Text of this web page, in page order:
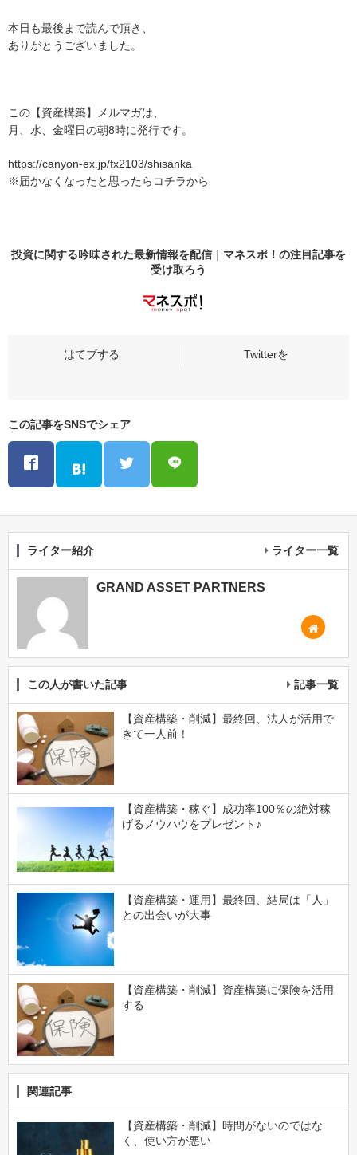
本日も最後まで読んで頂き、
ありがとうございました。
この【資産構築】メルマガは、
月、水、金曜日の朝8時に発行です。
https://canyon-ex.jp/fx2103/shisanka
※届かなくなったと思ったらコチラから
投資に関する吟味された最新情報を配信｜マネスポ！の注目記事を
受け取ろう
この記事をSNSでシェア
ライター紹介 ライター一覧
GRAND ASSET PARTNERS
この人が書いた記事 記事一覧
【資産構築・削減】最終回、法人が活用で
きて一人前！
【資産構築・稼ぐ】成功率100％の絶対稼
げるノウハウをプレゼント♪
【資産構築・運用】最終回、結局は「人」
との出会いが大事
【資産構築・削減】資産構築に保険を活用
する
関連記事
【資産構築・削減】時間がないのではな
く、使い方が悪い